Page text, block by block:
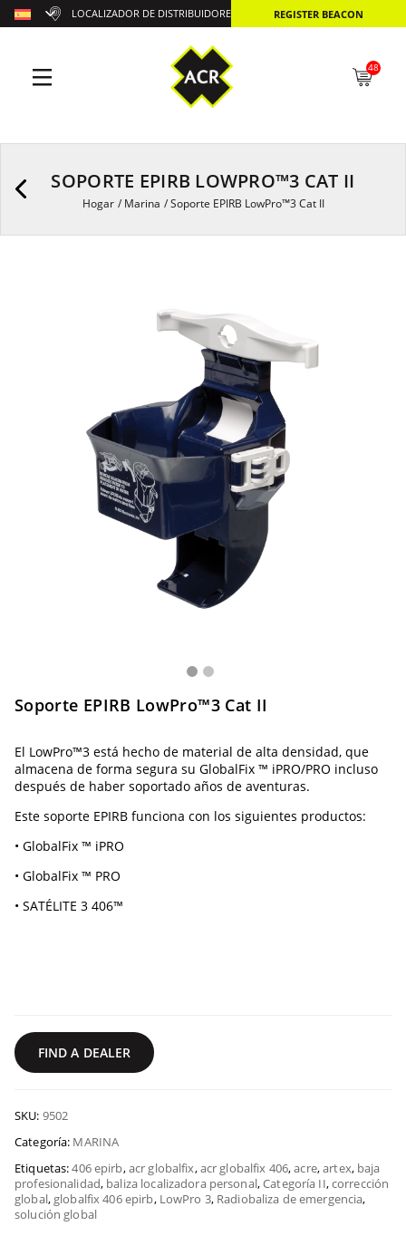
SOPORTE EPIRB LOWPRO™3 CAT II
Hogar /Marina /Soporte EPIRB LowPro™3 Cat II
Soporte EPIRB LowPro™3 Cat II
El LowPro™3 está hecho de material de alta densidad, que
almacena de forma segura su GlobalFix ™ iPRO/PRO incluso
después de haber soportado años de aventuras.
Este soporte EPIRB funciona con los siguientes productos:
• GlobalFix ™ iPRO
• GlobalFix ™ PRO
• SATÉLITE 3 406™
FIND A DEALER
SKU: 9502
Categoría: MARINA
Etiquetas:406 epirb,acr globalfix,acr globalfix 406,acre,artex, baja
profesionalidad, baliza localizadora personal,Categoría II,corrección
global, globalfix 406 epirb, LowPro 3, Radiobaliza de emergencia,
solución global
48
LOCALIZADOR DE DISTRIBUIDORES REGISTER BEACON